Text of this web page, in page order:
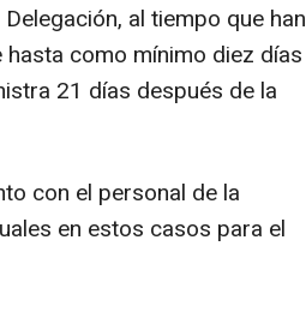
al tiempo que han
como mínimo diez días
21 días después de la
con el personal de la
en estos casos para el